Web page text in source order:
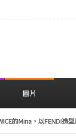
圖片
的Mina，以FENDI造